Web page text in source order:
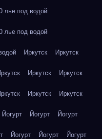
под водой
под водой
Иркутск Иркутск
Иркутск Иркутск
Иркутск Иркутск
Йогурт Йогурт Йогурт
Йогурт Йогурт Йогурт